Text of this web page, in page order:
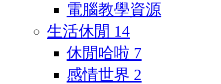
電腦教學資源
生活休閒 14
休閒哈啦 7
感情世界 2